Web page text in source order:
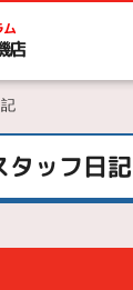
ム
店
タッフ日記